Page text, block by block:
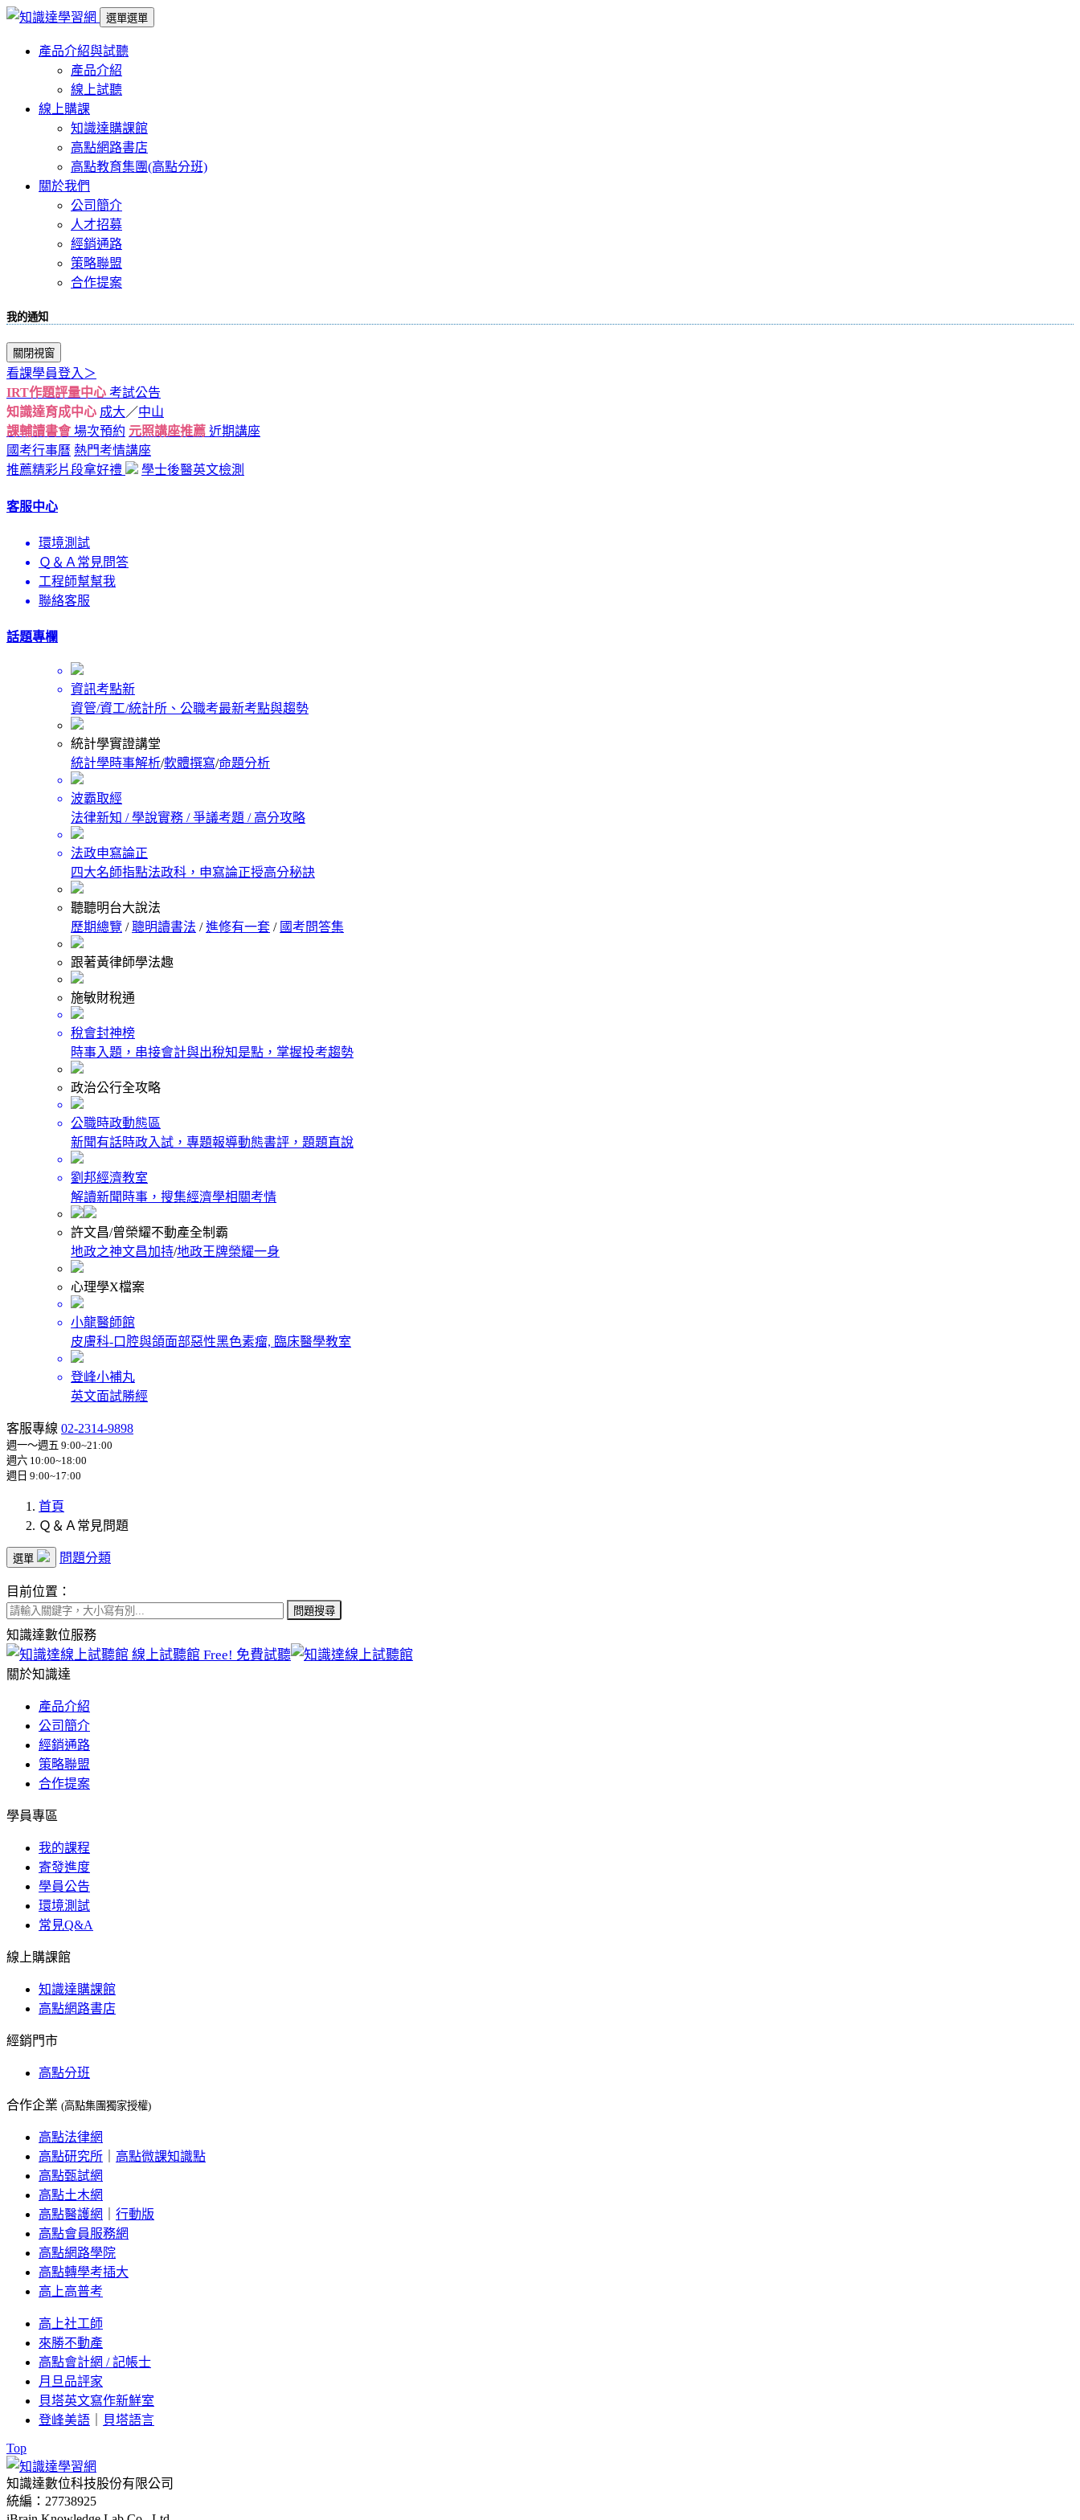
選單選單
產品介紹與試聽
產品介紹
線上試聽
線上購課
知識達購課館
高點網路書店
高點教育集團(高點分班)
關於我們
公司簡介
人才招募
經銷通路
策略聯盟
合作提案
我的通知
關閉視窗
看課學員登入＞
IRT作題評量中心 考試公告
知識達育成中心 成大 ／中山
課輔讀書會場次預約 元照講座推薦 近期講座
國考行事曆 熱門考情講座
推薦精彩片段拿好禮
學士後醫英文檢測
客服中心
環境測試
Ｑ＆Ａ常見問答
工程師幫幫我
聯絡客服
話題專欄
資訊考點新
資管/資工/統計所、公職考最新考點與趨勢
統計學實證講堂
統計學時事解析/軟體撰寫/命題分析
波霸取經
法律新知 / 學說實務 / 爭議考題 / 高分攻略
法政申寫論正
四大名師指點法政科，申寫論正授高分秘訣
聽聽明台大說法
歷期總覽 /聰明讀書法 /進修有一套 / 國考問答集
跟著黃律師學法趣
施敏財稅通
稅會封神榜
時事入題，串接會計與出稅知是點，掌握投考趨勢
政治公行全攻略
公職時政動態區
新聞有話時政入試，專題報導動態書評，題題直說
劉邦經濟教室
解讀新聞時事，搜集經濟學相關考情
許文昌/曾榮耀不動產全制霸
地政之神文昌加持/地政王牌榮耀一身
心理學X檔案
小龍醫師館
皮膚科-口腔與頜面部惡性黑色素瘤, 臨床醫學教室
登峰小補丸
英文面試勝經
客服專線 02-2314-9898
週一～週五 9:00~21:00
週六 10:00~18:00
週日 9:00~17:00
首頁
Ｑ＆Ａ常見問題
選單 問題分類
目前位置：
問題搜尋
知識達數位服務
線上試聽館 Free! 免費試聽
關於知識達
產品介紹
公司簡介
經銷通路
策略聯盟
合作提案
學員專區
我的課程
寄發進度
學員公告
環境測試
常見Q&A
線上購課館
知識達購課館
高點網路書店
經銷門市
高點分班
合作企業 (高點集團獨家授權)
高點法律網
高點研究所
高點微課知識點
高點甄試網
高點土木網
高點醫護網
行動版
高點會員服務網
高點網路學院
高點轉學考插大
高上高普考
高上社工師
來勝不動產
高點會計網 / 記帳士
月旦品評家
貝塔英文寫作新鮮室
登峰美語
貝塔語言
Top
知識達數位科技股份有限公司
統編：27738925